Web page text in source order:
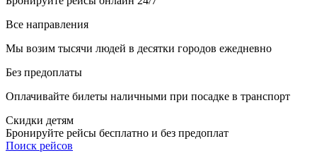
Все направления
Мы возим тысячи людей в десятки городов ежедневно
Без предоплаты
Оплачивайте билеты наличными при посадке в транспорт
Скидки детям
Бронируйте рейсы бесплатно и без предоплат
Поиск рейсов